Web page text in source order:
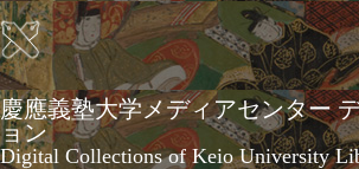
Skip
to
main
content
慶應義塾大学メディアセンター
ョン
Digital Collections of Keio University